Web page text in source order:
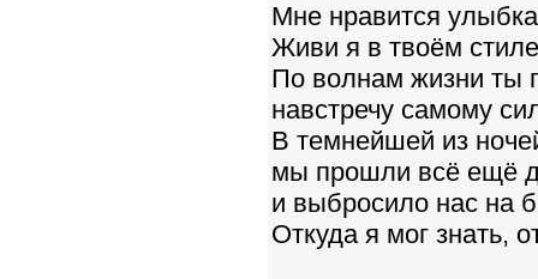
Мне нравится
Живи я в твоём
По волнам жизни ты
навстречу самому
В темнейшей из
мы прошли всё ещё
и выбросило нас на
Откуда я мог знать,